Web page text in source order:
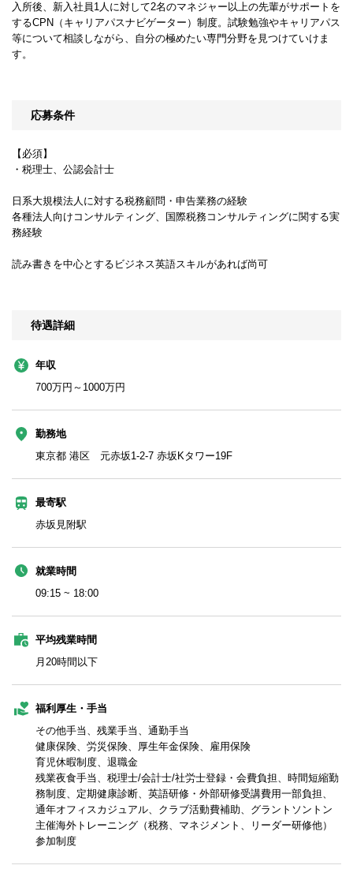
入所後、新入社員1人に対して2名のマネジャー以上の先輩がサポートを
するCPN（キャリアパスナビゲーター）制度。試験勉強やキャリアパス
等について相談しながら、自分の極めたい専門分野を見つけていけま
す。
応募条件
【必須】
・税理士、公認会計士
日系大規模法人に対する税務顧問・申告業務の経験
各種法人向けコンサルティング、国際税務コンサルティングに関する実
務経験
読み書きを中心とするビジネス英語スキルがあれば尚可
待遇詳細
年収
700万円～1000万円
勤務地
東京都 港区 元赤坂1-2-7 赤坂Kタワー19F
最寄駅
赤坂見附駅
就業時間
09:15 ~ 18:00
平均残業時間
月20時間以下
福利厚生・手当
その他手当、残業手当、通勤手当
健康保険、労災保険、厚生年金保険、雇用保険
育児休暇制度、退職金
残業夜食手当、税理士/会計士/社労士登録・会費負担、時間短縮勤
務制度、定期健康診断、英語研修・外部研修受講費用一部負担、
通年オフィスカジュアル、クラブ活動費補助、グラントソントン
主催海外トレーニング（税務、マネジメント、リーダー研修他）
参加制度